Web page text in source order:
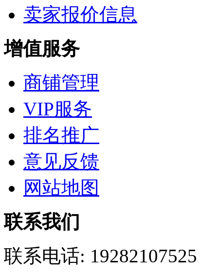
卖家报价信息
增值服务
商铺管理
VIP服务
排名推广
意见反馈
网站地图
联系我们
联系电话: 19282107525